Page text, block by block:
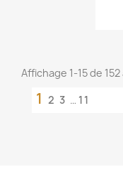
Affichage 1-15 de
1 2 3 … 11